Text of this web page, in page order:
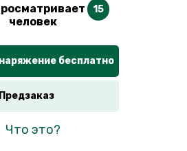
15
человек
бесплатно
Предзаказ
Что это?